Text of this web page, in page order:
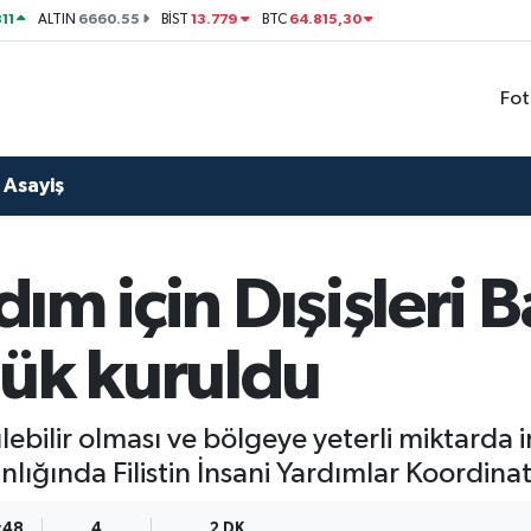
ALTIN 6660.55 BİST13.779 BTC 64.815,30
Asayiş
için Dışişleri
kuruldu
olması ve bölgeye yeterli miktarda
Filistin İnsani Yardımlar